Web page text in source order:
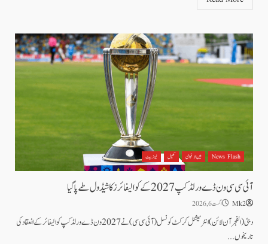
News Flash بین الاقوامی کھیل نیوز بیٹ
آئی سی سی ون ڈے ورلڈکپ 2027 کے کوالیفائرز کا شیڈول طے پاگیا
Mk2 اگست 6, 2026
دبئی (الفجرآن لائن) انٹرنیشنل کرکٹ کونسل(آئی سی سی)نے 2027 ون ڈے ورلڈکپ کوالیفائر کے انعقاد کی
تاریخوں...